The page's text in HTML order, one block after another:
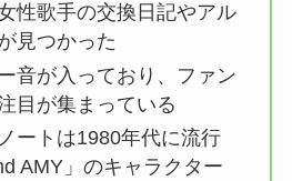
性歌手の交換日記やアル
見つかった
音が入っており、ファン
目が集まっている
ートは1980年代に流行
AMY」のキャラクター